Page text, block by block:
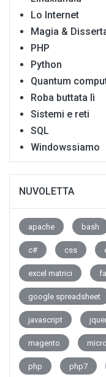
Lo Internet
Magia &
PHP
Python
Quantum
Roba buttata lì
Sistemi e reti
SQL
Windowssiamo
NUVOLETTA
apache bash
c# css
excel matrici
google spreadsheet
javascript
magento
php php7